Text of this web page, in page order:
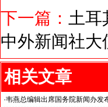
下一篇： 土耳
中外新闻社
相关文章
·韦燕总编辑出席国务院新闻办发